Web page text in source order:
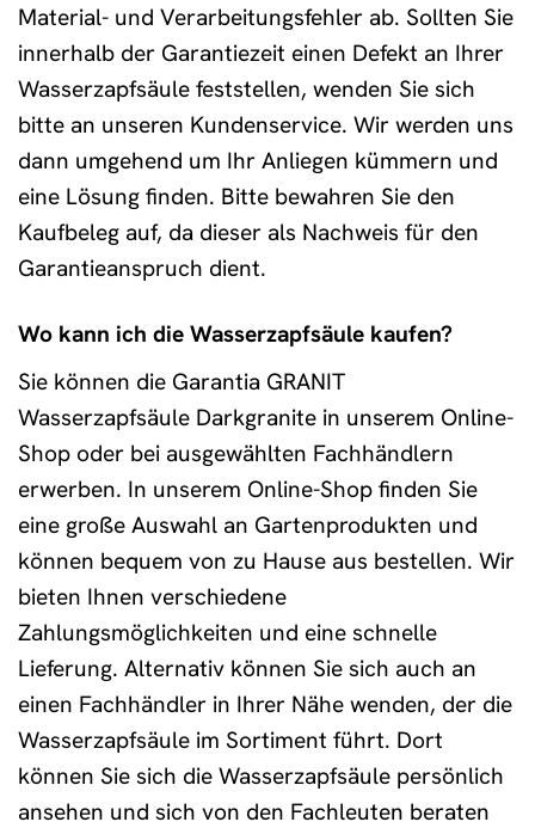
Material- und Verarbeitungsfehler ab. Sollten Sie
innerhalb der Garantiezeit einen Defekt an Ihrer
Wasserzapfsäule feststellen, wenden Sie sich
bitte an unseren Kundenservice. Wir werden uns
dann umgehend um Ihr Anliegen kümmern und
eine Lösung finden. Bitte bewahren Sie den
Kaufbeleg auf, da dieser als Nachweis für den
Garantieanspruch dient.
Wo kann ich die Wasserzapfsäule kaufen?
Sie können die Garantia GRANIT
Wasserzapfsäule Darkgranite in unserem Online-
Shop oder bei ausgewählten Fachhändlern
erwerben. In unserem Online-Shop finden Sie
eine große Auswahl an Gartenprodukten und
können bequem von zu Hause aus bestellen. Wir
bieten Ihnen verschiedene
Zahlungsmöglichkeiten und eine schnelle
Lieferung. Alternativ können Sie sich auch an
einen Fachhändler in Ihrer Nähe wenden, der die
Wasserzapfsäule im Sortiment führt. Dort
können Sie sich die Wasserzapfsäule persönlich
ansehen und sich von den Fachleuten beraten